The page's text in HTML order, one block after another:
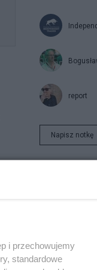
report
Napisz notkę
i przechowujemy
standardowe